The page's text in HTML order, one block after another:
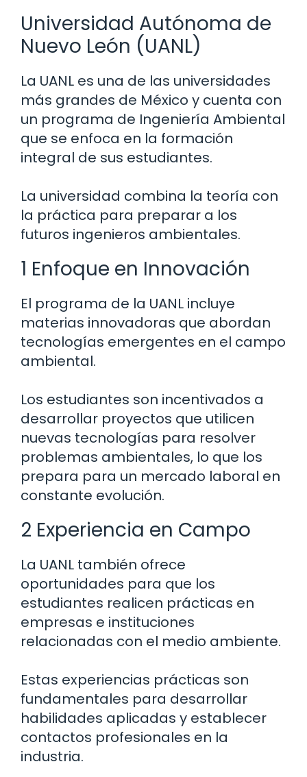
Universidad Autónoma de
Nuevo León (UANL)
La UANL es una de las universidades
más grandes de México y cuenta con
un programa de Ingeniería Ambiental
que se enfoca en la formación
integral de sus estudiantes.
La universidad combina la teoría con
la práctica para preparar a los
futuros ingenieros ambientales.
1 Enfoque en Innovación
El programa de la UANL incluye
materias innovadoras que abordan
tecnologías emergentes en el campo
ambiental.
Los estudiantes son incentivados a
desarrollar proyectos que utilicen
nuevas tecnologías para resolver
problemas ambientales, lo que los
prepara para un mercado laboral en
constante evolución.
2 Experiencia en Campo
La UANL también ofrece
oportunidades para que los
estudiantes realicen prácticas en
empresas e instituciones
relacionadas con el medio ambiente.
Estas experiencias prácticas son
fundamentales para desarrollar
habilidades aplicadas y establecer
contactos profesionales en la
industria.